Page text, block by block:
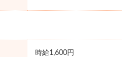
時給1,600円